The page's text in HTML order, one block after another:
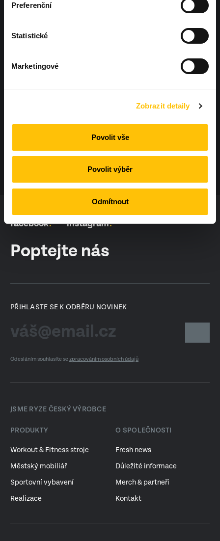
Preferenční
Statistické
Marketingové
Zobrazit detaily
Povolit vše
Povolit výběr
Odmítnout
+420 604 425 410
facebook instagram
Poptejte nás
PŘIHLASTE SE K ODBĚRU NOVINEK
Odesláním souhlasíte sezpracováním osobních údajů
JSME RYZE ČESKÝ VÝROBCE
PRODUKTY
Workout & Fitness stroje
Městský mobiliář
Sportovní vybavení
Realizace
O SPOLEČNOSTI
Fresh news
Důležité informace
Merch & partneři
Kontakt